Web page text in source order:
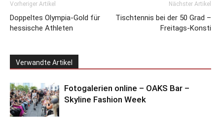
Vorheriger Artikel
Doppeltes Olympia-Gold für
hessische Athleten
Nächster Artikel
Tischtennis bei der 50 Grad –
Freitags-Konsti
Verwandte Artikel
Fotogalerien online – OAKS Bar –
Skyline Fashion Week